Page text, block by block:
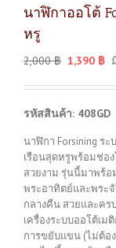
นาฬิกาออโต้
หรู
2,000฿ 1,390 ฿
รหัสสินค้า: 408GD
นาฬิกา Forsining ร
เรือนสุดหรูพร้อมช่อ
สวยงาม รุ่นนี้มาพร้อ
พระอาทิตย์และพระ
กลางคืน สวยและคร
เครื่องระบบออโต้เม
การขยับแขน (ไม่ต้อ